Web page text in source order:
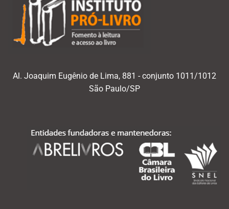
Al. Joaquim Eugênio de Lima, 881 - conjunto 1011/1012
São Paulo/SP